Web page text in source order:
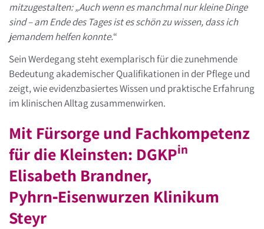
mitzugestalten: „Auch wenn es manchmal nur kleine Dinge
sind – am Ende des Tages ist es schön zu wissen, dass ich
jemandem helfen konnte.“
Sein Werdegang steht exemplarisch für die zunehmende
Bedeutung akademischer Qualifikationen in der Pflege und
zeigt, wie evidenzbasiertes Wissen und praktische Erfahrung
im klinischen Alltag zusammenwirken.
Mit Fürsorge und Fachkompetenz
für die Kleinsten: DGKPin
Elisabeth Brandner,
Pyhrn‑Eisenwurzen Klinikum
Steyr